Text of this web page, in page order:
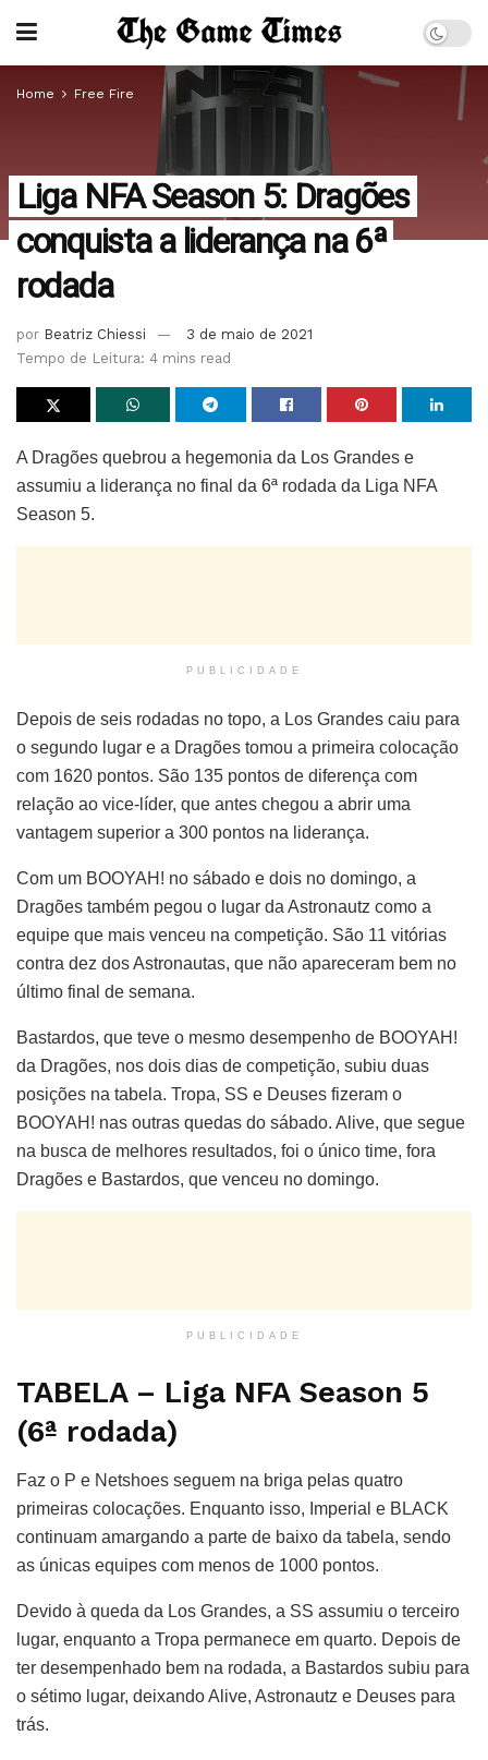
Home Free Fire
Liga NFA Season 5: Dragões
conquista a liderança na 6ª
rodada
por Beatriz Chiessi
3 de maio de 2021
Tempo de Leitura: 4 mins read
A Dragões quebrou a hegemonia da Los Grandes e
assumiu a liderança no final da 6ª rodada da Liga NFA
Season 5.
PUBLICIDADE
Depois de seis rodadas no topo, a Los Grandes caiu para
o segundo lugar e a Dragões tomou a primeira colocação
com 1620 pontos. São 135 pontos de diferença com
relação ao vice-líder, que antes chegou a abrir uma
vantagem superior a 300 pontos na liderança.
Com um BOOYAH! no sábado e dois no domingo, a
Dragões também pegou o lugar da Astronautz como a
equipe que mais venceu na competição. São 11 vitórias
contra dez dos Astronautas, que não apareceram bem no
último final de semana.
Bastardos, que teve o mesmo desempenho de BOOYAH!
da Dragões, nos dois dias de competição, subiu duas
posições na tabela. Tropa, SS e Deuses fizeram o
BOOYAH! nas outras quedas do sábado. Alive, que segue
na busca de melhores resultados, foi o único time, fora
Dragões e Bastardos, que venceu no domingo.
PUBLICIDADE
TABELA – Liga NFA Season 5
(6ª rodada)
Faz o P e Netshoes seguem na briga pelas quatro
primeiras colocações. Enquanto isso, Imperial e BLACK
continuam amargando a parte de baixo da tabela, sendo
as únicas equipes com menos de 1000 pontos.
Devido à queda da Los Grandes, a SS assumiu o terceiro
lugar, enquanto a Tropa permanece em quarto. Depois de
ter desempenhado bem na rodada, a Bastardos subiu para
o sétimo lugar, deixando Alive, Astronautz e Deuses para
trás.